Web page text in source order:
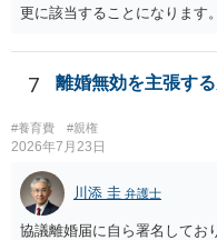
更に該当することになります
支払った場合に返還請求権が
ィが課されたりするわけで
みやかに合意のための話し合
う。
7 離婚無効を主張す
#養育費 #親権
2026年7月23日
川添 圭 弁護士
協議離婚届に自ら署名してお